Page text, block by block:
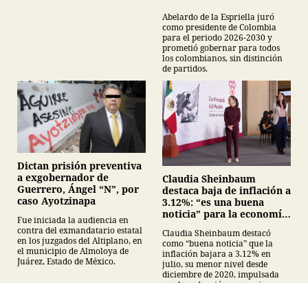
Abelardo de la Espriella juró
como presidente de Colombia
para el periodo 2026-2030 y
prometió gobernar para todos
los colombianos, sin distinción
de partidos.
Dictan prisión preventiva
a exgobernador de
Guerrero, Ángel “N”, por
caso Ayotzinapa
Fue iniciada la audiencia en
contra del exmandatario estatal
en los juzgados del Altiplano, en
el municipio de Almoloya de
Juárez, Estado de México.
Claudia Sheinbaum
destaca baja de inflación a
3.12%: “es una buena
noticia” para la economía
Claudia Sheinbaum destacó
como “buena noticia” que la
inflación bajara a 3.12% en
julio, su menor nivel desde
diciembre de 2020, impulsada